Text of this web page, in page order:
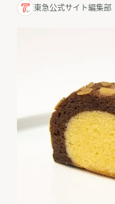
東急公式サイト編集部